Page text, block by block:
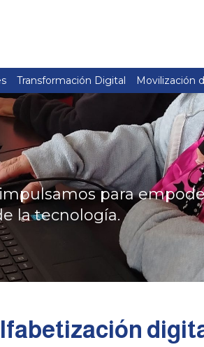
Transformación Digital Movilización
para
la tecnología.